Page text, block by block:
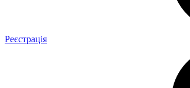
Реєстрація